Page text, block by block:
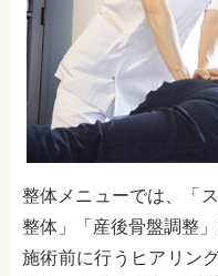
整体メニューでは、「
整体」「産後骨盤調整
施術前に行うヒアリン